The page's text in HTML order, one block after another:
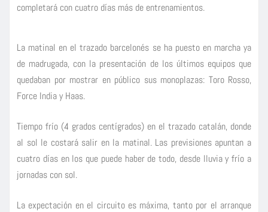
completará con cuatro días más de entrenamientos.
La matinal en el trazado barcelonés se ha puesto en marcha ya
de madrugada, con la presentación de los últimos equipos que
quedaban por mostrar en público sus monoplazas: Toro Rosso,
Force India y Haas.
Tiempo frío (4 grados centígrados) en el trazado catalán, donde
al sol le costará salir en la matinal. Las previsiones apuntan a
cuatro días en los que puede haber de todo, desde lluvia y frío a
jornadas con sol.
La expectación en el circuito es máxima, tanto por el arranque